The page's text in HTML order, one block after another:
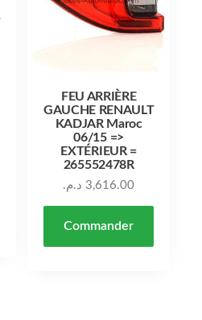
FEU ARRIÈRE
GAUCHE RENAULT
KADJAR Maroc
06/15 =>
EXTÉRIEUR =
265552478R
3,616.00 د.م.
Commander